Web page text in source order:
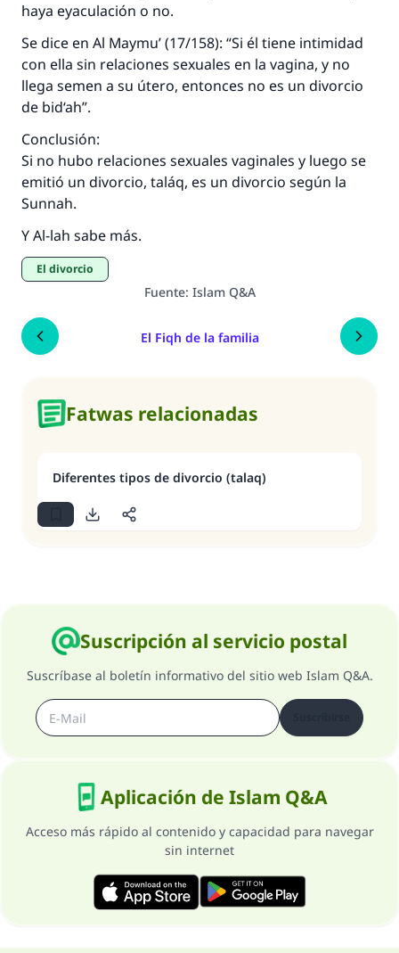
haya eyaculación o no.
Se dice en Al Maymu’(17/158): “Si él tiene intimidad
con ella sin relaciones sexuales en la vagina, y no
llega semen a su útero, entonces no es un divorcio
de bid‘ah”.
Conclusión:
Si no hubo relaciones sexuales vaginales y luego se
emitió un divorcio, taláq, es un divorcio según la
Sunnah.
Y Al-lah sabe más.
El divorcio
Fuente: Islam Q&A
El Fiqh de la familia
Fatwas relacionadas
Diferentes tipos de divorcio (talaq)
Suscripción al servicio postal
Suscríbase al boletín informativo del sitio web Islam Q&A.
Aplicación de Islam Q&A
Acceso más rápido al contenido y capacidad para navegar
sin internet